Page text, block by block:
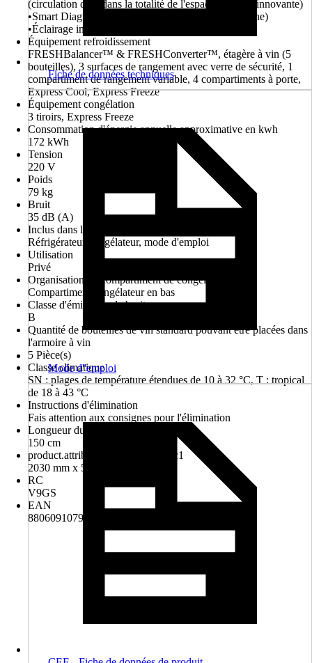
(circulation d'air dans la totalité de l'espace intérieur innovante)
•Smart Diagnosis™ (diagnostic d'erreur par téléphone)
•Éclairage intérieur LED
Équipement refroidissement
FRESHBalancer™ & FRESHConverter™, étagère à vin (5
bouteilles), 3 surfaces de rangement avec verre de sécurité, 1
compartiment de rangement variable, 4 compartiments à porte,
Express Cool, Express Freeze
Équipement congélation
3 tiroirs, Express Freeze
Consommation d'énergie annuelle approximative en kwh
172 kWh
Tension
220 V
Poids
79 kg
Bruit
35 dB (A)
Inclus dans la livraison
Réfrigérateur/congélateur, mode d'emploi
Utilisation
Privé
Organisation du compartiment de congélation
Compartiment congélateur en bas
Classe d'émissions de bruit
B
Quantité de bouteilles de vin standard pouvant être placées dans
l'armoire à vin
5 Pièce(s)
Classe climatique
SN : plages de température étendues de 10 à 32 °C, T : tropical
de 18 à 43 °C
Instructions d'élimination
Fais attention aux consignes pour l'élimination
Longueur du câble
150 cm
product.attribute.geraetemass_calc1
2030 mm x 595 mm x 675 mm
RC
V9GS
EAN
8806091079183
Fiche de données techniques
Mode d''emploi